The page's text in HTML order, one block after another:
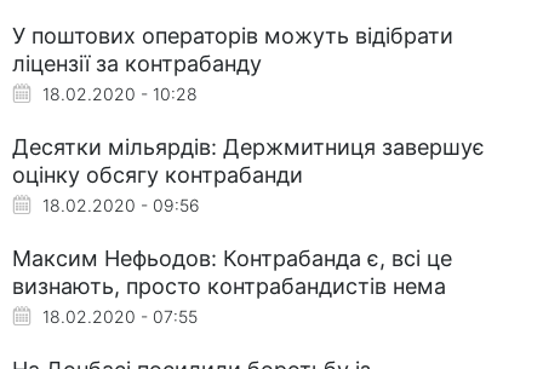
У поштових операторів можуть відібрати
ліцензії за контрабанду
18.02.2020 - 10:28
Десятки мільярдів: Держмитниця завершує
оцінку обсягу контрабанди
18.02.2020 - 09:56
Максим Нефьодов: Контрабанда є, всі це
визнають, просто контрабандистів нема
18.02.2020 - 07:55